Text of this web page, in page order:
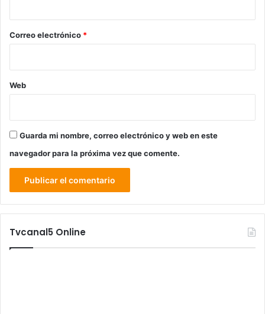
*
Correo electrónico *
Web
Guarda mi nombre, correo electrónico y web en este
navegador para la próxima vez que comente.
Tvcanal5 Online